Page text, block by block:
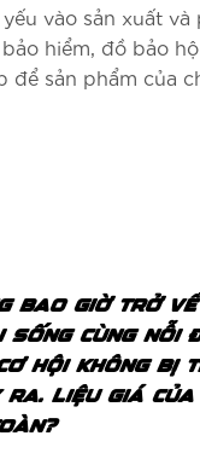
vào sản xuất
hiểm, đồ bảo
sản phẩm của
bao giờ trở về
cùng nỗi
hội không bị
Liệu giá của